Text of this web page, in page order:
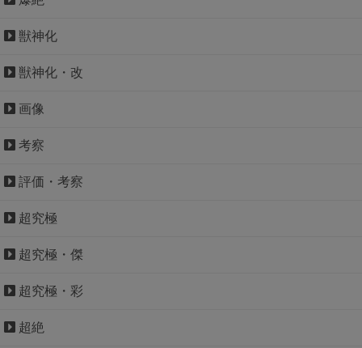
獣神化
獣神化・改
画像
考察
評価・考察
超究極
超究極・傑
超究極・彩
超絶